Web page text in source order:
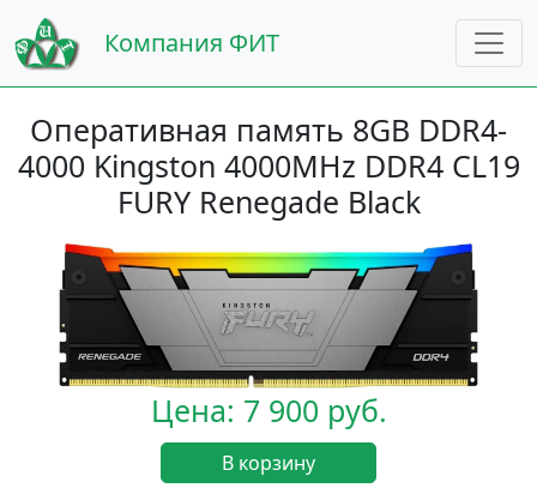
Компания ФИТ
Оперативная память 8GB DDR4-
4000 Kingston 4000MHz DDR4 CL19
FURY Renegade Black
Цена: 7 900 руб.
В корзину